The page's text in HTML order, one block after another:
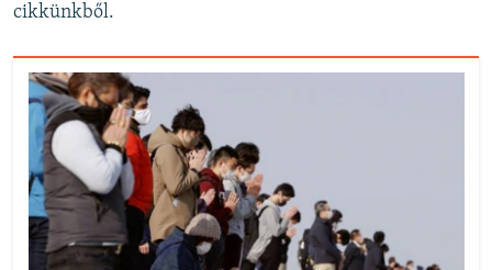
cikkünkből.